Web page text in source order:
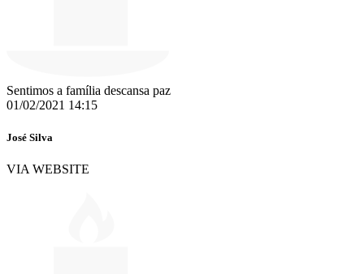
Sentimos a família descansa paz
01/02/2021 14:15
José Silva
VIA WEBSITE